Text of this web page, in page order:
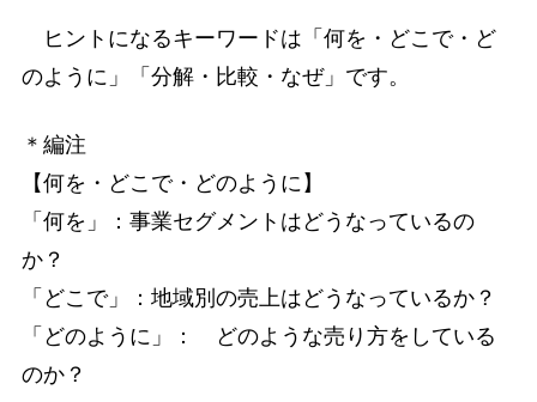
ヒントになるキーワードは「何を・どこで・ど
のように」「分解・比較・なぜ」です。
＊編注
【何を・どこで・どのように】
「何を」：事業セグメントはどうなっているの
か？
「どこで」：地域別の売上はどうなっているか？
「どのように」： どのような売り方をしている
のか？